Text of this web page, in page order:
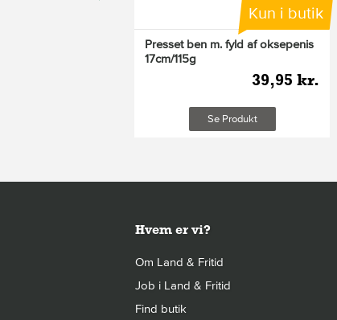
Kun i butik
Presset ben m. fyld af oksepenis
17cm/115g
39,95 kr.
Se Produkt
Hvem er vi?
Om Land & Fritid
Job i Land & Fritid
Find butik